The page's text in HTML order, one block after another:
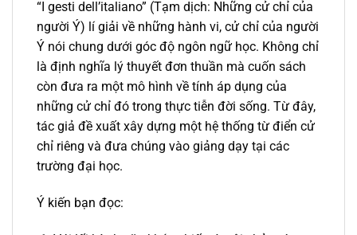
“I gesti dell’italiano” (Tạm dịch: Những cử chỉ của
người Ý) lí giải về những hành vi, cử chỉ của người
Ý nói chung dưới góc độ ngôn ngữ học. Không chỉ
là định nghĩa lý thuyết đơn thuần mà cuốn sách
còn đưa ra một mô hình về tính áp dụng của
những cử chỉ đó trong thực tiễn đời sống. Từ đây,
tác giả đề xuất xây dựng một hệ thống từ điển cử
chỉ riêng và đưa chúng vào giảng dạy tại các
trường đại học.
Ý kiến bạn đọc: